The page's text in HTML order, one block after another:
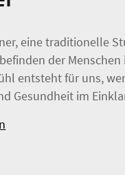
eine traditionelle
der Menschen
entsteht für uns,
Gesundheit im